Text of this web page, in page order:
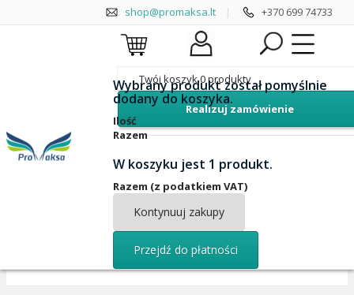
shop@promaksa.lt | +370 699 74733
Twój koszyk0produkty
Realizuj zamówienie
Wybrany produkt został pomyślnie
dodany do koszyka.
Ilość
Razem
W koszyku jest 1 produkt.
Razem (z podatkiem VAT)
Kontynuuj zakupy
Przejdź do płatności
Samsung